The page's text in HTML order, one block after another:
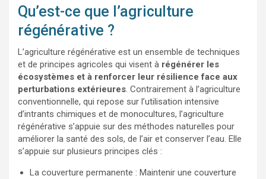
Qu’est-ce que l’agriculture
régénérative ?
L’agriculture régénérative est un ensemble de techniques
et de principes agricoles qui visent à régénérer les
écosystèmes et à renforcer leur résilience face aux
perturbations extérieures. Contrairement à l’agriculture
conventionnelle, qui repose sur l’utilisation intensive
d’intrants chimiques et de monocultures, l’agriculture
régénérative s’appuie sur des méthodes naturelles pour
améliorer la santé des sols, de l’air et conserver l’eau. Elle
s’appuie sur plusieurs principes clés :
La couverture permanente : Maintenir une couverture